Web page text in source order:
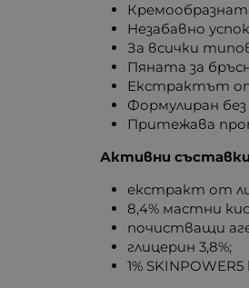
Незабавно
За всички
Пяната за
Екстрактът
Формулиран
Притежава
Активни
екстракт от
8,4% мастни
почистващи
глицерин 3,8%;
1%